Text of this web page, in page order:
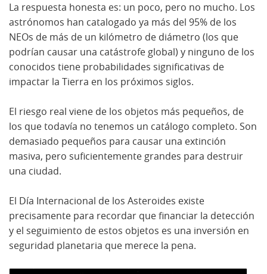
La respuesta honesta es: un poco, pero no mucho. Los
astrónomos han catalogado ya más del 95% de los
NEOs de más de un kilómetro de diámetro (los que
podrían causar una catástrofe global) y ninguno de los
conocidos tiene probabilidades significativas de
impactar la Tierra en los próximos siglos.
El riesgo real viene de los objetos más pequeños, de
los que todavía no tenemos un catálogo completo. Son
demasiado pequeños para causar una extinción
masiva, pero suficientemente grandes para destruir
una ciudad.
El Día Internacional de los Asteroides existe
precisamente para recordar que financiar la detección
y el seguimiento de estos objetos es una inversión en
seguridad planetaria que merece la pena.